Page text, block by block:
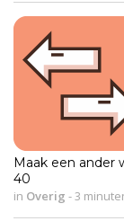
Maak een ander
40
in Overig -3